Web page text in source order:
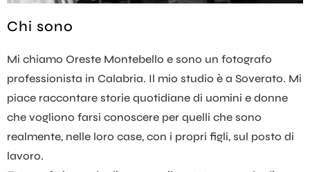
Chi sono
Mi chiamo Oreste Montebello e sono un fotografo
professionista in Calabria. Il mio studio è a Soverato. Mi
piace raccontare storie quotidiane di uomini e donne
che vogliono farsi conoscere per quelli che sono
realmente, nelle loro case, con i propri figli, sul posto di
lavoro.